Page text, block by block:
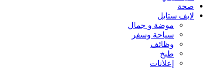
صحة
لايف ستايل
موضة و جمال
سياحة وسفر
وظائف
طبخ
إعلانات